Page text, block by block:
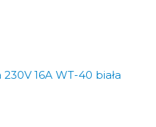
16A WT-40 biała